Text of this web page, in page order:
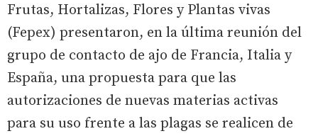
Frutas, Hortalizas, Flores y Plantas vivas
(Fepex) presentaron, en la última reunión del
grupo de contacto de ajo de Francia, Italia y
España, una propuesta para que las
autorizaciones de nuevas materias activas
para su uso frente a las plagas se realicen de